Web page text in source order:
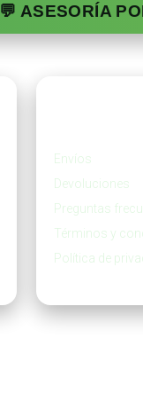
💬 ASESORÍA
Envíos
Devoluciones
Preguntas
Términos y
Política de